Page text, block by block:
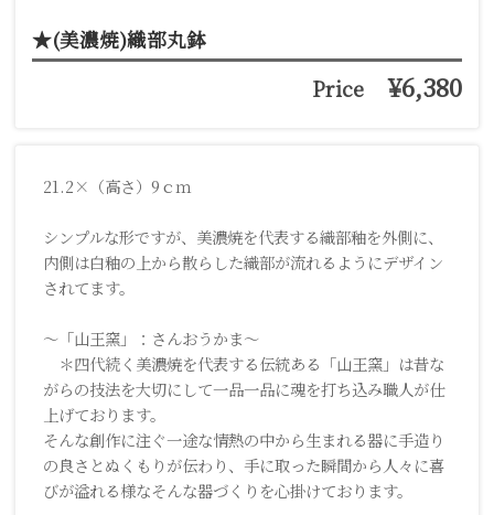
★(美濃焼)織部丸鉢
Price ¥6,380
21.2×（高さ）9ｃｍ
シンプルな形ですが、美濃焼を代表する織部釉を外側に、
内側は白釉の上から散らした織部が流れるようにデザイン
されてます。
～「山王窯」：さんおうかま～
＊四代続く美濃焼を代表する伝統ある「山王窯」は昔な
がらの技法を大切にして一品一品に魂を打ち込み職人が仕
上げております。
そんな創作に注ぐ一途な情熱の中から生まれる器に手造り
の良さとぬくもりが伝わり、手に取った瞬間から人々に喜
びが溢れる様なそんな器づくりを心掛けております。